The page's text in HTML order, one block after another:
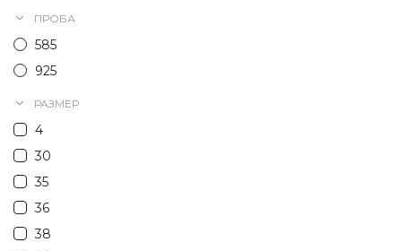
ПРОБА
585
925
РАЗМЕР
4
30
35
36
38